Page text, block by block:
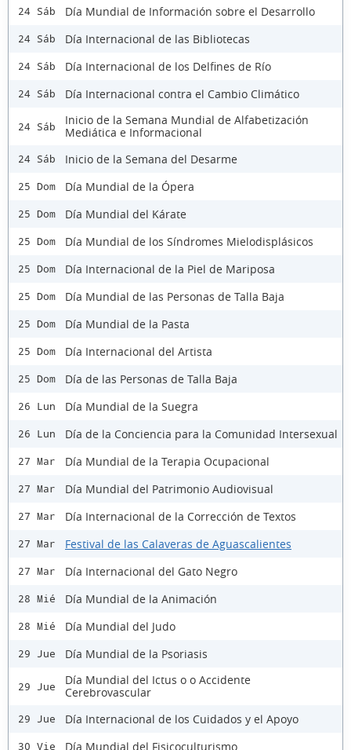
24 Sáb Día Mundial de Información sobre el Desarrollo
24 Sáb Día Internacional de las Bibliotecas
24 Sáb Día Internacional de los Delfines de Río
24 Sáb Día Internacional contra el Cambio Climático
24 Sáb
Inicio de la Semana Mundial de Alfabetización
Mediática e Informacional
24 Sáb Inicio de la Semana del Desarme
25 Dom Día Mundial de la Ópera
25 Dom Día Mundial del Kárate
25 Dom Día Mundial de los Síndromes Mielodisplásicos
25 Dom Día Internacional de la Piel de Mariposa
25 Dom Día Mundial de las Personas de Talla Baja
25 Dom Día Mundial de la Pasta
25 Dom Día Internacional del Artista
25 Dom Día de las Personas de Talla Baja
26 Lun Día Mundial de la Suegra
26 Lun Día de la Conciencia para la Comunidad Intersexual
27 Mar Día Mundial de la Terapia Ocupacional
27 Mar Día Mundial del Patrimonio Audiovisual
27 Mar Día Internacional de la Corrección de Textos
27 Mar Festival de las Calaveras de Aguascalientes
27 Mar Día Internacional del Gato Negro
28 Mié Día Mundial de la Animación
28 Mié Día Mundial del Judo
29 Jue Día Mundial de la Psoriasis
29 Jue
Día Mundial del Ictus o o Accidente
Cerebrovascular
29 Jue Día Internacional de los Cuidados y el Apoyo
30 Vie Día Mundial del Fisicoculturismo